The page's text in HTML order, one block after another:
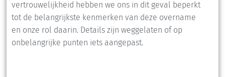
vertrouwelijkheid hebben we ons in dit geval beperkt
tot de belangrijkste kenmerken van deze overname
en onze rol daarin. Details zijn weggelaten of op
onbelangrijke punten iets aangepast.